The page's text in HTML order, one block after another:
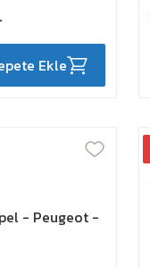
Ekle
- Peugeot -